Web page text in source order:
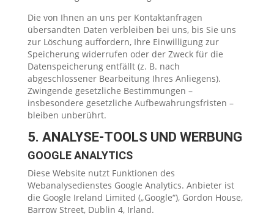
Die von Ihnen an uns per Kontaktanfragen
übersandten Daten verbleiben bei uns, bis Sie uns
zur Löschung auffordern, Ihre Einwilligung zur
Speicherung widerrufen oder der Zweck für die
Datenspeicherung entfällt (z. B. nach
abgeschlossener Bearbeitung Ihres Anliegens).
Zwingende gesetzliche Bestimmungen –
insbesondere gesetzliche Aufbewahrungsfristen –
bleiben unberührt.
5. ANALYSE-TOOLS UND WERBUNG
GOOGLE ANALYTICS
Diese Website nutzt Funktionen des
Webanalysedienstes Google Analytics. Anbieter ist
die Google Ireland Limited („Google“), Gordon House,
Barrow Street, Dublin 4, Irland.